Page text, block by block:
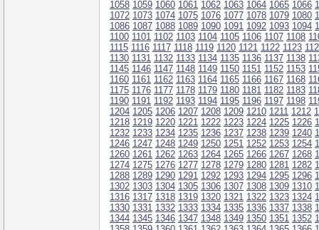
1058 1059 1060 1061 1062 1063 1064 1065 1066
1072 1073 1074 1075 1076 1077 1078 1079 1080
1086 1087 1088 1089 1090 1091 1092 1093 1094
1100 1101 1102 1103 1104 1105 1106 1107 1108
1115 1116 1117 1118 1119 1120 1121 1122 1123
1130 1131 1132 1133 1134 1135 1136 1137 1138
1145 1146 1147 1148 1149 1150 1151 1152 1153
1160 1161 1162 1163 1164 1165 1166 1167 1168
1175 1176 1177 1178 1179 1180 1181 1182 1183
1190 1191 1192 1193 1194 1195 1196 1197 1198
1204 1205 1206 1207 1208 1209 1210 1211 1212
1218 1219 1220 1221 1222 1223 1224 1225 1226
1232 1233 1234 1235 1236 1237 1238 1239 1240
1246 1247 1248 1249 1250 1251 1252 1253 1254
1260 1261 1262 1263 1264 1265 1266 1267 1268
1274 1275 1276 1277 1278 1279 1280 1281 1282
1288 1289 1290 1291 1292 1293 1294 1295 1296
1302 1303 1304 1305 1306 1307 1308 1309 1310
1316 1317 1318 1319 1320 1321 1322 1323 1324
1330 1331 1332 1333 1334 1335 1336 1337 1338
1344 1345 1346 1347 1348 1349 1350 1351 1352